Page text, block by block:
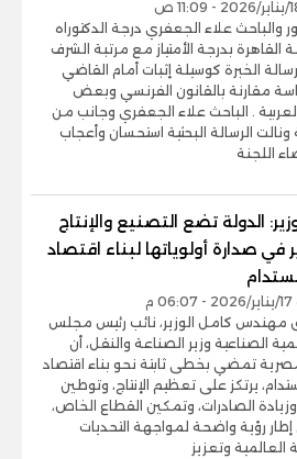
والباحث علاء الجعفري درجة الدكتوراه
بدرجة الأمتياز مع مرتبة الشرف
الخبرة كوسيلة إثبات أمام القاضي
مقارنة بالقانون الفرنسي وبعض
. الباحث علاء الجعفري وجانب من
الرسالة البحثية استحسان وأعجاب
اللجنة
الدولة تضع التصنيع والإنتاج
في صدارة أولوياتها لبناء اقتصاد
مهندس كامل الوزير، نائب رئيس مجلس
الصناعية وزير الصناعة والنقل، أن
تمضي بخطى ثابتة نحو بناء اقتصاد
يرتكز على تعظيم الإنتاج، وتوطين
الصادرات، وتمكين القطاع الخاص،
رؤية واضحة لمواجهة التحديات
العالمية وتعزيز